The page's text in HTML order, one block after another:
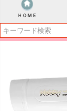
ＨＯＭＥ